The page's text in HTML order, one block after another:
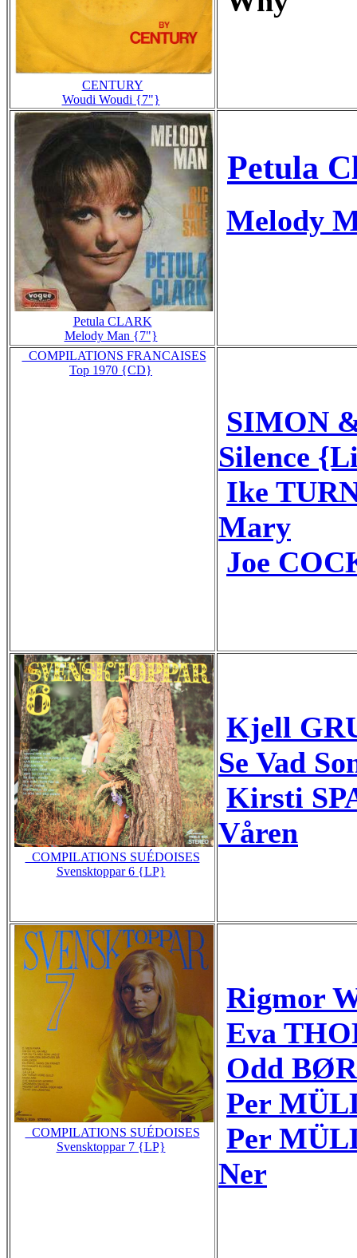
CENTURY
Woudi Woudi {7"}
Petula CLARK
Melody Man {7"}
Petula
Melody
_COMPILATIONS FRANCAISES
Top 1970 {CD}
SIMON
Silence
Ike
Mary
Joe
_COMPILATIONS SUÉDOISES
Svensktoppar 6 {LP}
Kjell
Se Vad
Kirsti
Våren
_COMPILATIONS SUÉDOISES
Svensktoppar 7 {LP}
Rigmor
Eva
Odd
Per
Per
Ner